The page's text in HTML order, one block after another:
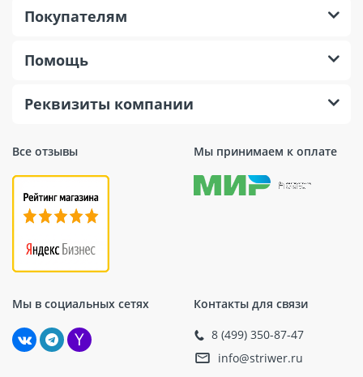
Все отзывы Мы принимаем к оплате
Мы в социальных сетях Контакты для связи
8 (499) 350-87-47
info@striwer.ru
Покупателям
Помощь
Реквизиты компании